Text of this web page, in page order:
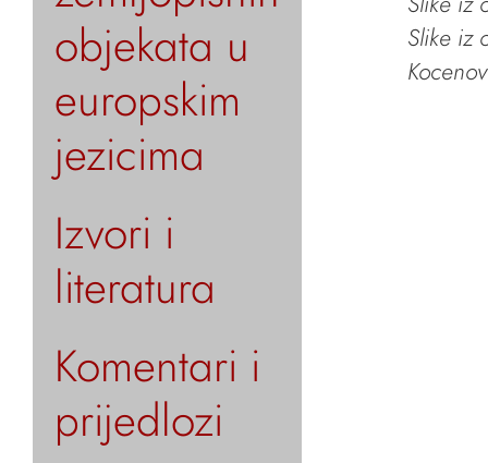
objekata u
europskim
jezicima
Izvori i
literatura
Komentari i
prijedlozi
Slike iz